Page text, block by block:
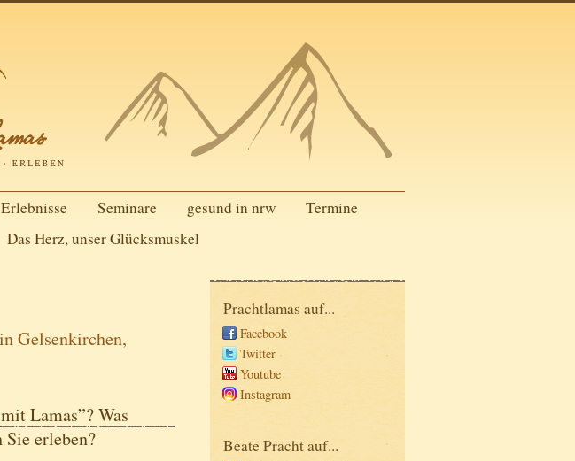
Seminare gesund in nrw
Termine
Das Herz, unser Glücksmuskel
Prachtlamas auf...
Facebook
Twitter
Youtube
Instagram
Beate Pracht auf...
Gelsenkirchen,
Lamas”? Was
Sie erleben?